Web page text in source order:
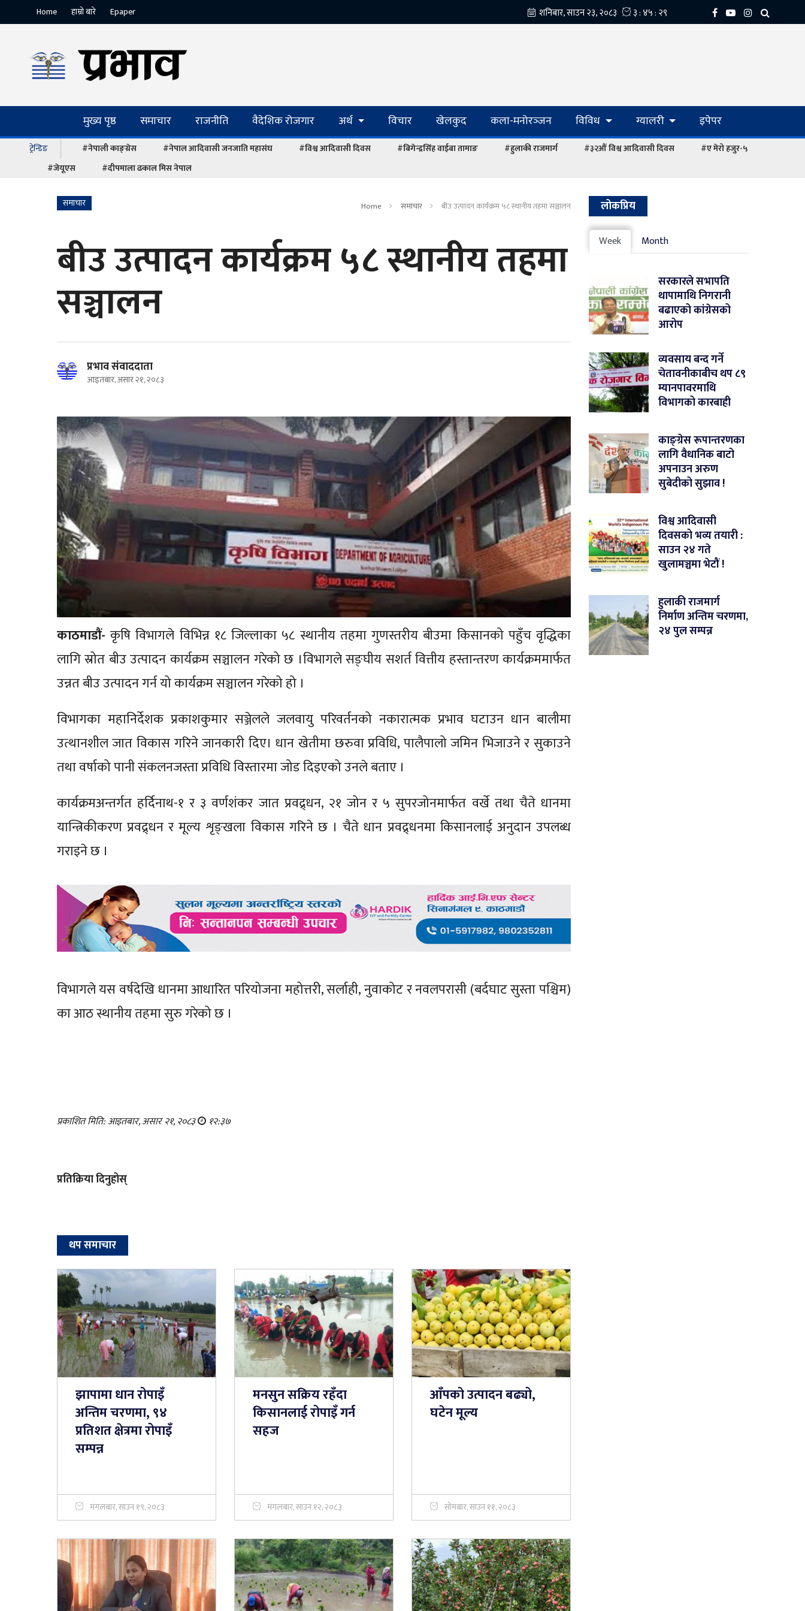
Home हाम्रो बारे Epaper
मुख्य पृष्ठ समाचार राजनीति वैदेशिक रोजगार अर्थ विचार खेलकुद कला-मनोरञ्‍जन विविध ग्यालरी इपेपर
ट्रेन्डिङ #नेपाली काङ्ग्रेस #नेपाल आदिवासी जनजाति महासंघ #विश्व आदिवासी दिवस #बिगेन्द्रसिंह वाईबा तामाङ #हुलाकी राजमार्ग #३२औं विश्व आदिवासी दिवस
#ए मेरो हजुर-५
#जेयूएस
#दीपमाला ढकाल मिस नेपाल
समाचार Home समाचार बीउ उत्पादन कार्यक्रम ५८ स्थानीय तहमा सञ्चालन
बीउ उत्पादन कार्यक्रम ५८ स्थानीय तहमा
सञ्चालन
प्रभाव संवाददाता
आइतबार, असार २१, २०८३
काठमाडौं-कृषि विभागले विभिन्न १८ जिल्लाका ५८ स्थानीय तहमा गुणस्तरीय बीउमा किसानको पहुँच वृद्धिका
लागि स्रोत बीउ उत्पादन कार्यक्रम सञ्चालन गरेको छ ।विभागले सङ्घीय सशर्त वित्तीय हस्तान्तरण कार्यक्रममार्फत
उन्नत बीउ उत्पादन गर्न यो कार्यक्रम सञ्चालन गरेको हो ।
विभागका महानिर्देशक प्रकाशकुमार सञ्जेलले जलवायु परिवर्तनको नकारात्मक प्रभाव घटाउन धान बालीमा
उत्थानशील जात विकास गरिने जानकारी दिए। धान खेतीमा छरुवा प्रविधि, पालैपालो जमिन भिजाउने र सुकाउने
तथा वर्षाको पानी संकलनजस्ता प्रविधि विस्तारमा जोड दिइएको उनले बताए ।
कार्यक्रमअन्तर्गत हर्दिनाथ-१ र ३ वर्णशंकर जात प्रवद्र्धन, २१ जोन र ५ सुपरजोनमार्फत वर्खे तथा चैते धानमा
यान्त्रिकीकरण प्रवद्र्धन र मूल्य शृङ्खला विकास गरिने छ । चैते धान प्रवद्र्धनमा किसानलाई अनुदान उपलब्ध
गराइने छ ।
विभागले यस वर्षदेखि धानमा आधारित परियोजना महोत्तरी, सर्लाही, नुवाकोट र नवलपरासी (बर्दघाट सुस्ता पश्चिम)
का आठ स्थानीय तहमा सुरु गरेको छ ।
प्रकाशित मिति: आइतबार, असार २१, २०८३ १२:३७
प्रतिक्रिया दिनुहोस्
थप समाचार
झापामा धान रोपाइँ
अन्तिम चरणमा, ९४
प्रतिशत क्षेत्रमा रोपाइँ
सम्पन्न
मंगलबार, साउन १९, २०८३
मनसुन सक्रिय रहँदा
किसानलाई रोपाइँ गर्न
सहज
मंगलबार, साउन १२, २०८३
आँपको उत्पादन बढ्यो,
घटेन मूल्य
सोमबार, साउन ११, २०८३
लोकप्रिय
Week Month
सरकारले सभापति
थापामाथि निगरानी
बढाएको कांग्रेसको
आरोप
व्यवसाय बन्द गर्ने
चेतावनीकाबीच थप ८९
म्यानपावरमाथि
विभागको कारबाही
काङ्ग्रेस रूपान्तरणका
लागि वैधानिक बाटो
अपनाउन अरुण
सुबेदीको सुझाव !
विश्व आदिवासी
दिवसको भव्य तयारी :
साउन २४ गते
खुलामञ्चमा भेटौं !
हुलाकी राजमार्ग
निर्माण अन्तिम चरणमा,
२४ पुल सम्पन्न